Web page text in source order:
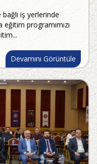
bağlı iş yerlerinde
eğitim programımızı
Devamını Görüntüle